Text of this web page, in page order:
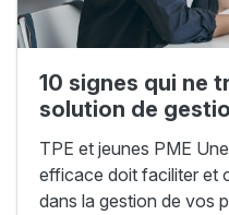
10 signes qui ne
solution de
TPE et jeunes PME
efficace doit faciliter et
dans la gestion de vos